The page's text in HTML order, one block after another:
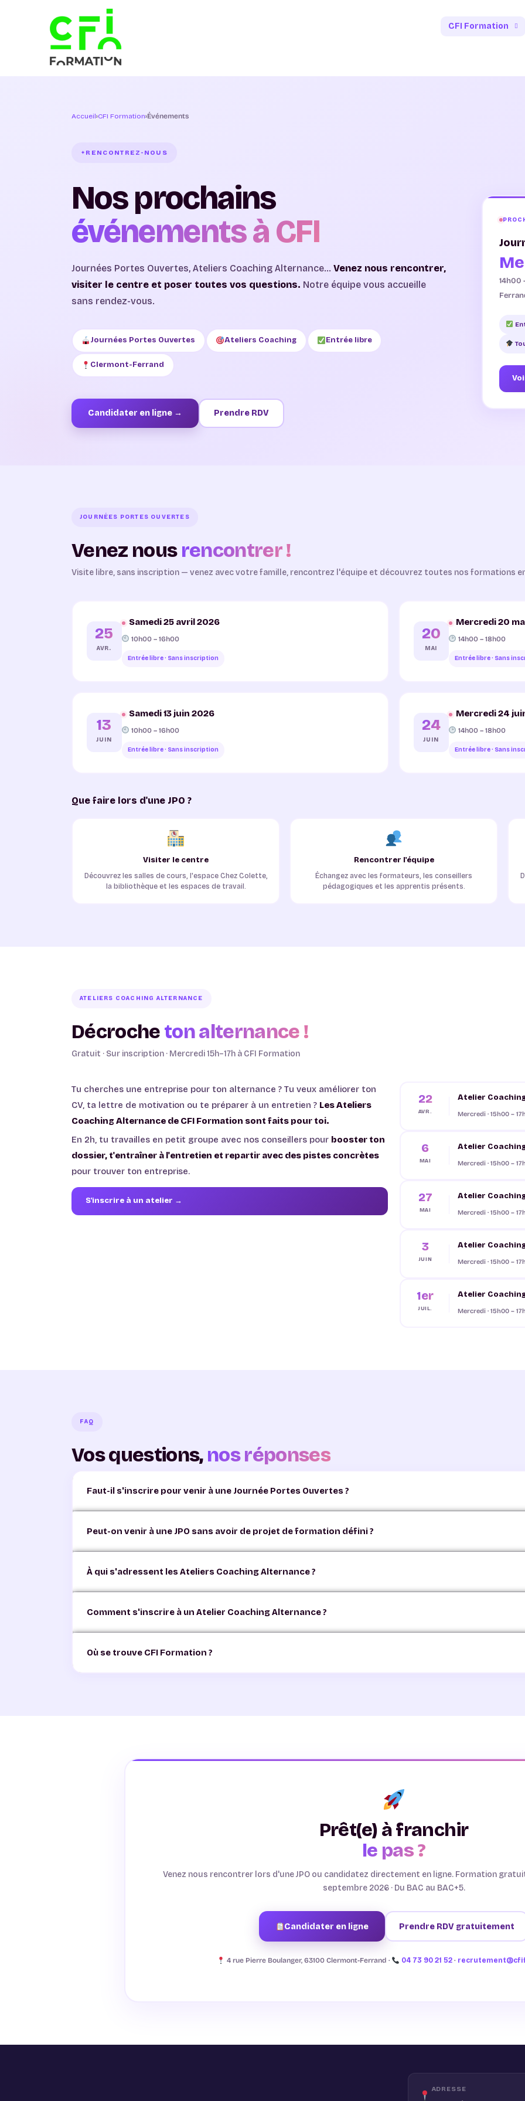
CFI Formation
Accueil›CFI Formation›Événements
RENCONTREZ-NOUS
Nos prochains
événements à CFI
Journées Portes Ouvertes, Ateliers Coaching Alternance… Venez nous rencontrer,
visiter le centre et poser toutes vos questions. Notre équipe vous accueille
sans rendez-vous.
Journées Portes Ouvertes Ateliers Coaching Entrée libre
Clermont-Ferrand
Candidater en ligne → Prendre RDV
14h00
JOURNÉES PORTES OUVERTES
Venez nous rencontrer !
Visite libre, sans inscription — venez avec votre famille, rencontrez l'équipe et découvrez toutes nos formations
25
AVR.
Samedi 25 avril 2026
10h00 – 16h00
Entrée libre · Sans inscription
20
MAI
Mercredi 20
14h00 – 18h00
Entrée libre · Sans
13
JUIN
Samedi 13 juin 2026
10h00 – 16h00
Entrée libre · Sans inscription
24
JUIN
Mercredi 24
14h00 – 18h00
Entrée libre · Sans
Que faire lors d'une JPO ?
Visiter le centre
Découvrez les salles de cours, l'espace Chez Colette,
la bibliothèque et les espaces de travail.
Rencontrer l'équipe
Échangez avec les formateurs, les conseillers
pédagogiques et les apprentis présents.
ATELIERS COACHING ALTERNANCE
Décroche ton alternance !
Gratuit · Sur inscription · Mercredi 15h–17h à CFI Formation
Tu cherches une entreprise pour ton alternance ? Tu veux améliorer ton
CV, ta lettre de motivation ou te préparer à un entretien ? Les Ateliers
Coaching Alternance de CFI Formation sont faits pour toi.
En 2h, tu travailles en petit groupe avec nos conseillers pour booster ton
dossier, t'entraîner à l'entretien et repartir avec des pistes concrètes
pour trouver ton entreprise.
S'inscrire à un atelier →
22
AVR.
Atelier
Mercredi · 15h00 –
6
MAI
Atelier
Mercredi · 15h00 –
27
MAI
Atelier
Mercredi · 15h00 –
3
JUIN
Atelier
Mercredi · 15h00 –
1er
JUIL.
Atelier
Mercredi · 15h00 –
FAQ
Vos questions, nos réponses
Faut-il s'inscrire pour venir à une Journée Portes Ouvertes ?
seul(e), avec vos parents ou votre famille.
Peut-on venir à une JPO sans avoir de projet de formation défini ?
vos envies et votre niveau d'études actuel.
À qui s'adressent les Ateliers Coaching Alternance ?
améliorer leur CV ou se préparer à un entretien. L'atelier est gratuit et se déroule en petit groupe.
Comment s'inscrire à un Atelier Coaching Alternance ?
ont lieu tous les mercredis de 15h à 17h à CFI Formation, 4 rue Pierre Boulanger, Clermont-Ferrand.
Où se trouve CFI Formation ?
Prêt(e) à franchir
le pas ?
Venez nous rencontrer lors d'une JPO ou candidatez directement en ligne. Formation
septembre 2026 · Du BAC au BAC+5.
Candidater en ligne Prendre RDV gratuitement
4 rue Pierre Boulanger, 63100 Clermont-Ferrand · 04 73 90 21 52 ·
ADRESSE